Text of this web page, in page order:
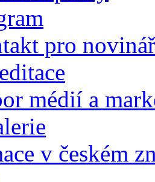
pro
médií a
v českém